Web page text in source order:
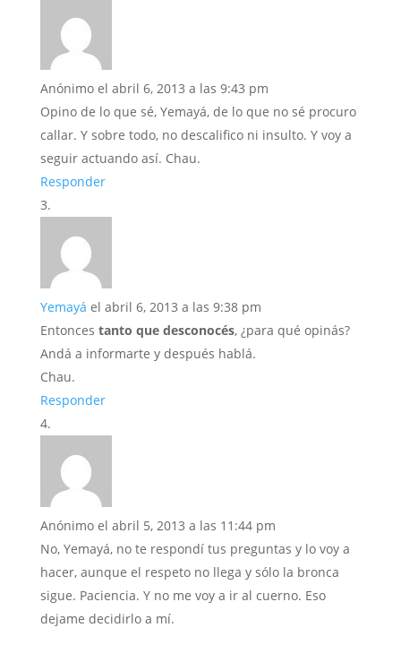
Anónimo el abril 6, 2013 a las 9:43 pm
Opino de lo que sé, Yemayá, de lo que no sé procuro
callar. Y sobre todo, no descalifico ni insulto. Y voy a
seguir actuando así. Chau.
Responder
Yemayá el abril 6, 2013 a las 9:38 pm
Entonces tanto que desconocés, ¿para qué opinás?
Andá a informarte y después hablá.
Chau.
Responder
Anónimo el abril 5, 2013 a las 11:44 pm
No, Yemayá, no te respondí tus preguntas y lo voy a
hacer, aunque el respeto no llega y sólo la bronca
sigue. Paciencia. Y no me voy a ir al cuerno. Eso
dejame decidirlo a mí.